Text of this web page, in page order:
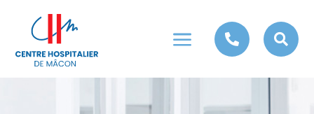
a  